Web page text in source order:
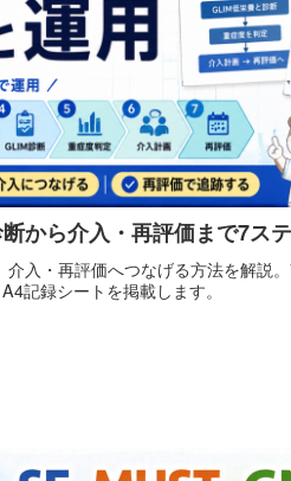
から介入・再評価まで7ス
入・再評価へつなげる方法を解説
記録シートを掲載します。